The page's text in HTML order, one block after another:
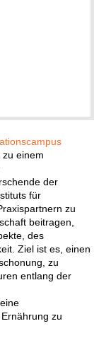
zu einem
der
für
zu
beitragen,
des
Ziel ist es, einen
zu
entlang der
zu